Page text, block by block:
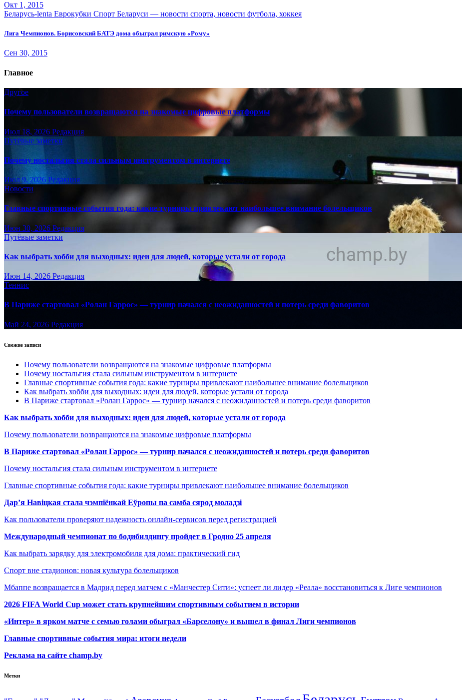
Окт 1, 2015
Беларусь-lenta Еврокубки Спорт Беларуси — новости спорта, новости футбола, хоккея
Лига Чемпионов. Борисовский БАТЭ дома обыграл римскую «Рому»
Сен 30, 2015
Главное
Другое
Почему пользователи возвращаются на знакомые цифровые платформы
Июл 18, 2026 Редакция
Путёвые заметки
Почему ностальгия стала сильным инструментом в интернете
Июл 9, 2026 Редакция
Новости
Главные спортивные события года: какие турниры привлекают наибольшее внимание болельщиков
Июн 30, 2026 Редакция
Путёвые заметки
Как выбрать хобби для выходных: идеи для людей, которые устали от города
Июн 14, 2026 Редакция
Теннис
В Париже стартовал «Ролан Гаррос» — турнир начался с неожиданностей и потерь среди фаворитов
Май 24, 2026 Редакция
Свежие записи
Почему пользователи возвращаются на знакомые цифровые платформы
Почему ностальгия стала сильным инструментом в интернете
Главные спортивные события года: какие турниры привлекают наибольшее внимание болельщиков
Как выбрать хобби для выходных: идеи для людей, которые устали от города
В Париже стартовал «Ролан Гаррос» — турнир начался с неожиданностей и потерь среди фаворитов
Как выбрать хобби для выходных: идеи для людей, которые устали от города
Почему пользователи возвращаются на знакомые цифровые платформы
В Париже стартовал «Ролан Гаррос» — турнир начался с неожиданностей и потерь среди фаворитов
Почему ностальгия стала сильным инструментом в интернете
Главные спортивные события года: какие турниры привлекают наибольшее внимание болельщиков
Дар’я Навіцкая стала чэмпіёнкай Еўропы па самба сярод моладзі
Как пользователи проверяют надежность онлайн-сервисов перед регистрацией
Международный чемпионат по бодибилдингу пройдет в Гродно 25 апреля
Как выбрать зарядку для электромобиля для дома: практический гид
Спорт вне стадионов: новая культура болельщиков
Мбаппе возвращается в Мадрид перед матчем с «Манчестер Сити»: успеет ли лидер «Реала» восстановиться к Лиге чемпионов
2026 FIFA World Cup может стать крупнейшим спортивным событием в истории
«Интер» в ярком матче с семью голами обыграл «Барселону» и вышел в финал Лиги чемпионов
Главные спортивные события мира: итоги недели
Реклама на сайте champ.by
Метки